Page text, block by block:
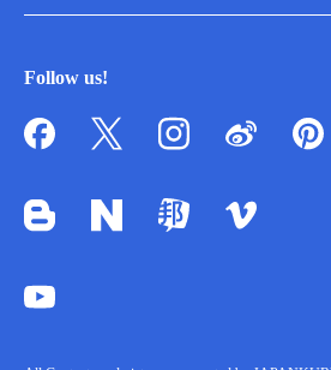
Follow us!